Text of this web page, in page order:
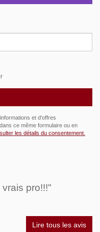
et d'offres
ce même formulaire ou en
les détails du consentement.
pro!!!"
Lire tous les avis